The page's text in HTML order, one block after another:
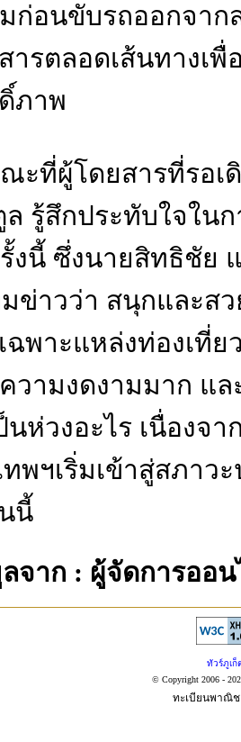
ก่อนขับรถออกจาก
ารตลอดเส้นทางเ
ภาพ
ะที่ผู้โดยสารที่รอเ
รู้สึกประทับใจใน
งนี้ ซึ่งนายสิทธิชัย
ข่าวว่า สนุกและส
ฉพาะแหล่งท่องเที่ย
วามงดงามมาก แล
นห่วงอะไร เนื่องจ
ทพฯเริ่มเข้าสู่สภาว
นี้
จาก : ผู้จัดการออน
ทัวร์ภูเก็
© Copyright 2006 -
ทะเบียนพาณิช